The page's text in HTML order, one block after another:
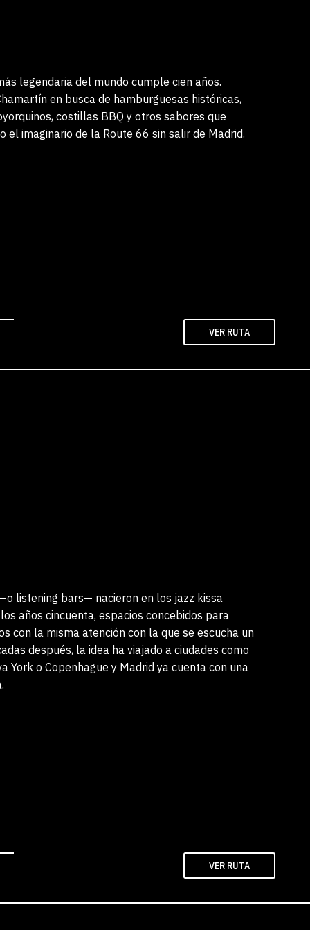
legendaria del mundo cumple cien años.
en busca de hamburguesas históricas,
costillas BBQ y otros sabores que
el imaginario de la Route 66 sin salir de Madrid.
VER RUTA
listening bars— nacieron en los jazz kissa
años cincuenta, espacios concebidos para
con la misma atención con la que se escucha un
después, la idea ha viajado a ciudades como
York o Copenhague y Madrid ya cuenta con una
VER RUTA